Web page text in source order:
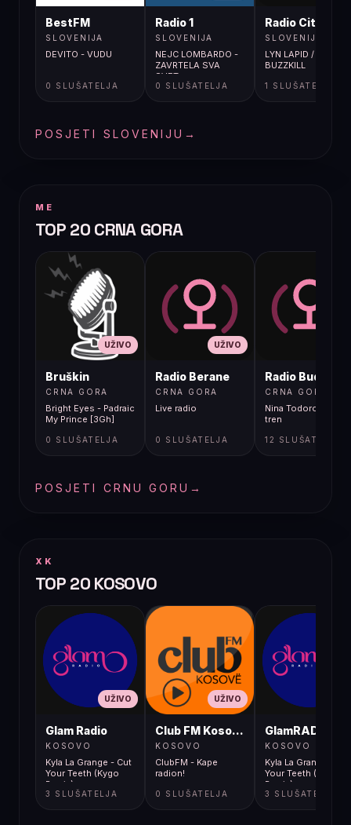
BestFM
SLOVENIJA
DEVITO - VUDU
0 SLUŠATELJA
Radio 1
SLOVENIJA
NEJC LOMBARDO -
ZAVRTELA SVA
SVET
0 SLUŠATELJA
Radio City
SLOVENIJA
LYN LAPID /
BUZZKILL
1 SLUŠATELJA
POSJETI SLOVENIJU →
ME
TOP 20 CRNA GORA
UŽIVO
Bruškin
CRNA GORA
Bright Eyes - Padraic
My Prince [3Gh]
0 SLUŠATELJA
UŽIVO
Radio Berane
CRNA GORA
Live radio
0 SLUŠATELJA
Radio Budva
CRNA GORA
Nina Todorovic -
tren
12 SLUŠATELJA
POSJETI CRNU GORU →
XK
TOP 20 KOSOVO
UŽIVO
Glam Radio
KOSOVO
Kyla La Grange - Cut
Your Teeth (Kygo
Remix)
3 SLUŠATELJA
UŽIVO
Club FM Kosovë
KOSOVO
ClubFM - Kape
radion!
0 SLUŠATELJA
GlamRADIO
KOSOVO
Kyla La Grange - Cut
Your Teeth (Kygo
Remix)
3 SLUŠATELJA